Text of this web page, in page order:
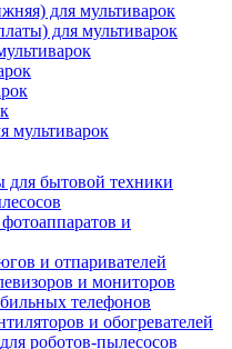
для мультиварок
для мультиварок
мультиварок
для бытовой техники
и
и отпаривателей
и мониторов
телефонов
и обогревателей
роботов-пылесосов